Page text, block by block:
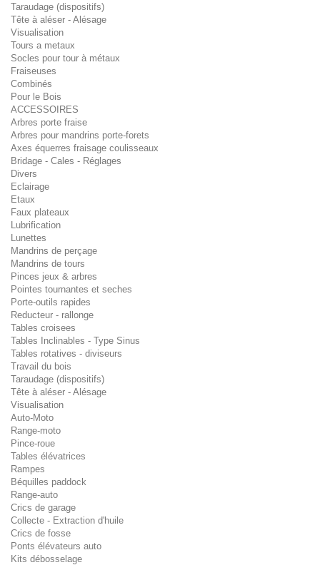
Taraudage (dispositifs)
Tête à aléser - Alésage
Visualisation
Tours a metaux
Socles pour tour à métaux
Fraiseuses
Combinés
Pour le Bois
ACCESSOIRES
Arbres porte fraise
Arbres pour mandrins porte-forets
Axes équerres fraisage coulisseaux
Bridage - Cales - Réglages
Divers
Eclairage
Etaux
Faux plateaux
Lubrification
Lunettes
Mandrins de perçage
Mandrins de tours
Pinces jeux & arbres
Pointes tournantes et seches
Porte-outils rapides
Reducteur - rallonge
Tables croisees
Tables Inclinables - Type Sinus
Tables rotatives - diviseurs
Travail du bois
Taraudage (dispositifs)
Tête à aléser - Alésage
Visualisation
Auto-Moto
Range-moto
Pince-roue
Tables élévatrices
Rampes
Béquilles paddock
Range-auto
Crics de garage
Collecte - Extraction d'huile
Crics de fosse
Ponts élévateurs auto
Kits débosselage